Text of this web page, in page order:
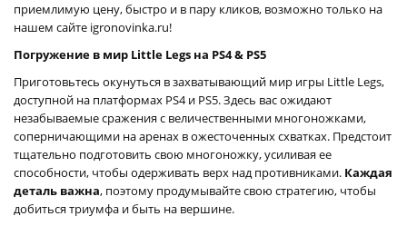
приемлимую цену, быстро и в пару кликов, возможно только на
нашем сайте igronovinka.ru!
Погружение в мир Little Legs на PS4 & PS5
Приготовьтесь окунуться в захватывающий мир игры Little Legs,
доступной на платформах PS4 и PS5. Здесь вас ожидают
незабываемые сражения с величественными многоножками,
соперничающими на аренах в ожесточенных схватках. Предстоит
тщательно подготовить свою многоножку, усиливая ее
способности, чтобы одерживать верх над противниками. Каждая
деталь важна, поэтому продумывайте свою стратегию, чтобы
добиться триумфа и быть на вершине.